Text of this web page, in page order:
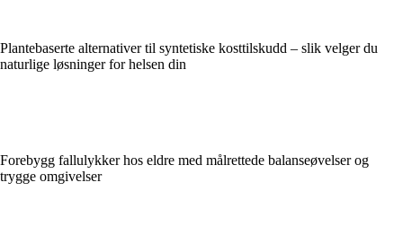
Plantebaserte alternativer til syntetiske kosttilskudd – slik velger du
naturlige løsninger for helsen din
Forebygg fallulykker hos eldre med målrettede balanseøvelser og
trygge omgivelser